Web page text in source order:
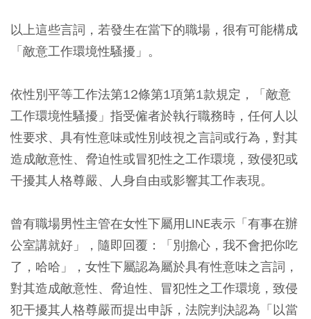
以上這些言詞，若發生在當下的職場，很有可能構成
「敵意工作環境性騷擾」。
依性別平等工作法第12條第1項第1款規定，「敵意
工作環境性騷擾」指受僱者於執行職務時，任何人以
性要求、具有性意味或性別歧視之言詞或行為，對其
造成敵意性、脅迫性或冒犯性之工作環境，致侵犯或
干擾其人格尊嚴、人身自由或影響其工作表現。
曾有職場男性主管在女性下屬用LINE表示「有事在辦
公室講就好」，隨即回覆：「別擔心，我不會把你吃
了，哈哈」，女性下屬認為屬於具有性意味之言詞，
對其造成敵意性、脅迫性、冒犯性之工作環境，致侵
犯干擾其人格尊嚴而提出申訴，法院判決認為「以當